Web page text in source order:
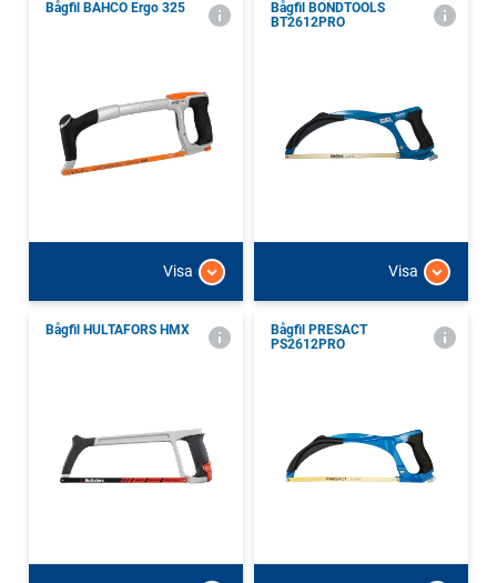
Bågfil BAHCO Ergo 325
Visa
Bågfil BONDTOOLS
BT2612PRO
Visa
Bågfil HULTAFORS HMX
Bågfil PRESACT
PS2612PRO